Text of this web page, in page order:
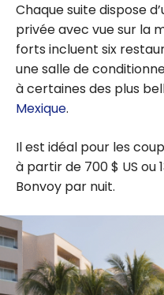
Chaque suite dispose
privée avec vue sur la
forts incluent six
une salle de
à certaines des plus
Mexique.
Il est idéal pour les
à partir de 700 $ US ou
Bonvoy par nuit.